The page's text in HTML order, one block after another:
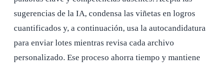
sugerencias de la IA, condensa las viñetas en logros
cuantificados y, a continuación, usa la autocandidatura
para enviar lotes mientras revisa cada archivo
personalizado. Ese proceso ahorra tiempo y mantiene